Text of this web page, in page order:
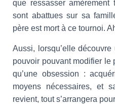
que ressasser
sont abattues sur sa
père est mort à ce tournoi.
Aussi, lorsqu’elle
pouvoir pouvant modifier le
qu’une obsession :
moyens nécessaires, et
revient, tout s’arrangera